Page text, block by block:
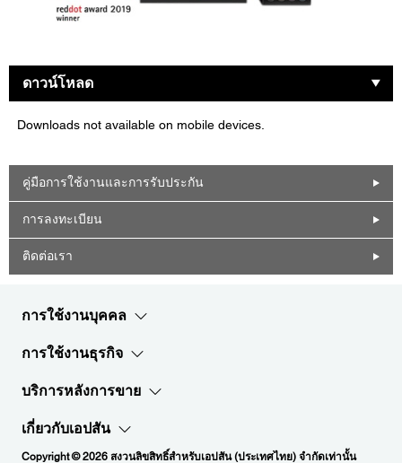
ดาวน์โหลด
Downloads not available on mobile devices.
คู่มือการใช้งานและการรับประกัน
การลงทะเบียน
ติดต่อเรา
การใช้งานบุคคล
การใช้งานธุรกิจ
บริการหลังการขาย
เกี่ยวกับเอปสัน
Copyright © 2026 สงวนลิขสิทธิ์สำหรับเอปสัน (ประเทศไทย) จำกัดเท่านั้น